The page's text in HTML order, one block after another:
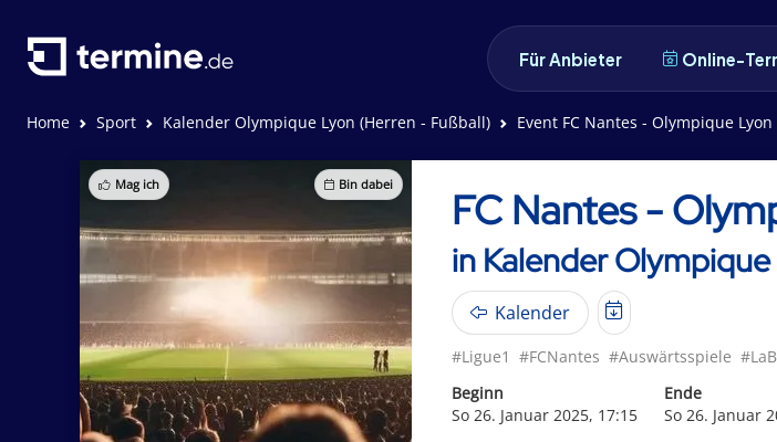
Für Anbieter Online-
Home Sport Kalender Olympique Lyon (Herren - Fußball) Event FC Nantes - Olympique Lyon
Mag ich Bin dabei FC Nantes -
in Kalender
Kalender
#Ligue1 #FCNantes #Auswärtsspiele
Beginn
So 26. Januar 2025, 17:15
Ende
So 26. Januar